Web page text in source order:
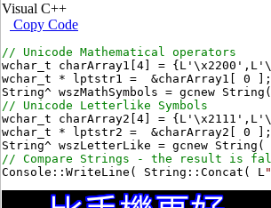
Visual C++
Copy Code
wchar_t charArray1[4] =
wchar_t * lptstr1 =  &charArray1[ 0 ];
wchar_t charArray2[4] =
wchar_t * lptstr2 =  &charArray2[ 0 ];
Console::WriteLine( String::Concat( L